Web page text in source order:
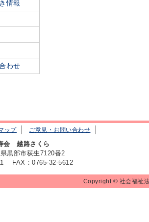
情報
わせ
ップ ご意見・お問い合わせ
会 越路さくら
黒部市荻生7120番2
FAX：0765-32-5612
Copyright © 社会福祉